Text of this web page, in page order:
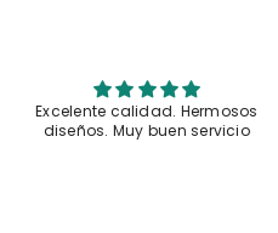
Me encantaron tal y como los
muestran